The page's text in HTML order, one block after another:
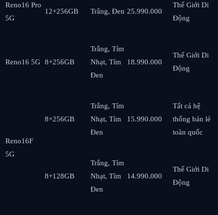
Reno16 Pro
5G
12+256GB Trắng, Đen 25.990.000
Thế Giới Di
Động
Reno16 5G 8+256GB
Trắng, Tím
Nhạt, Tím
Đen
18.990.000
Thế Giới Di
Động
Reno16F
5G
8+256GB
Trắng, Tím
Nhạt, Tím
Đen
15.990.000
Tất cả hệ
thống bán lẻ
toàn quốc
8+128GB
Trắng, Tím
Nhạt, Tím
Đen
14.990.000
Thế Giới Di
Động